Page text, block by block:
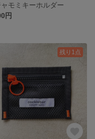
モミキーホルダー
円
残り1点